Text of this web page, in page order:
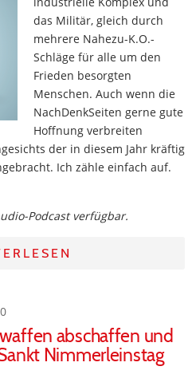
das Militär, gleich durch
mehrere Nahezu-K.O.-
Schläge für alle um den
Frieden besorgten
Menschen. Auch wenn die
NachDenkSeiten gerne gute
Hoffnung verbreiten
der in diesem Jahr kräftig
Ich zähle einfach auf.
Podcast verfügbar.
abschaffen und
Nimmerleinstag